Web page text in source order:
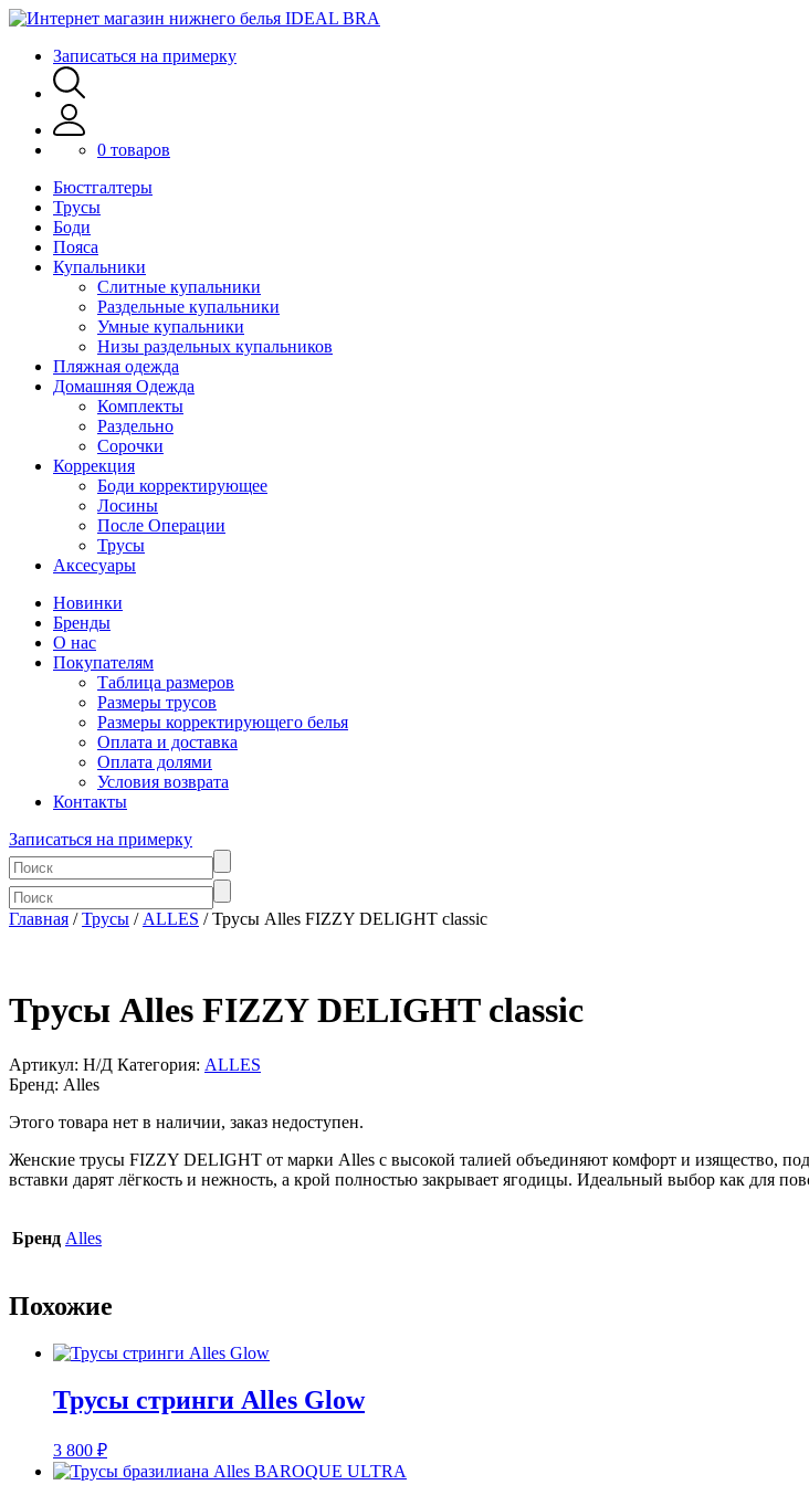
Записаться на примерку
0 товаров
Бюстгалтеры
Трусы
Боди
Пояса
Купальники
Слитные купальники
Раздельные купальники
Умные купальники
Низы раздельных купальников
Пляжная одежда
Домашняя Одежда
Комплекты
Раздельно
Сорочки
Коррекция
Боди корректирующее
Лосины
После Операции
Трусы
Аксесуары
Новинки
Бренды
О нас
Покупателям
Таблица размеров
Размеры трусов
Размеры корректирующего белья
Оплата и доставка
Оплата долями
Условия возврата
Контакты
Записаться на примерку
Главная /Трусы / ALLES / Трусы Alles FIZZY DELIGHT classic
Трусы Alles FIZZY DELIGHT classic
Артикул: Н/Д Категория: ALLES
Бренд: Alles
Этого товара нет в наличии, заказ недоступен.
Женские трусы FIZZY DELIGHT от марки Alles с высокой талией объединяют комфорт и изящество,
вставки дарят лёгкость и нежность, а крой полностью закрывает ягодицы. Идеальный выбор как для
Бренд Alles
Похожие
Трусы стринги Alles Glow
3 800 ₽